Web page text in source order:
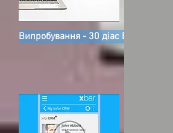
Випробування - 30 діас Безкоштовно